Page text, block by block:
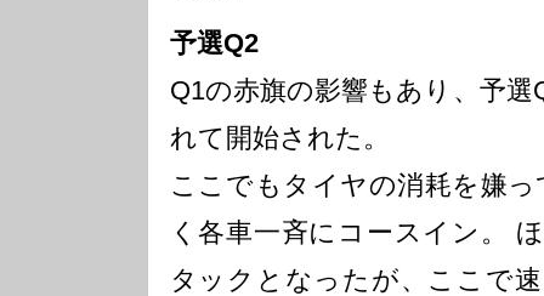
予選Q2
Q1の赤旗の影響もあり、予
れて開始された。
ここでもタイヤの消耗を嫌
く各車一斉にコースイン。
タックとなったが、ここで